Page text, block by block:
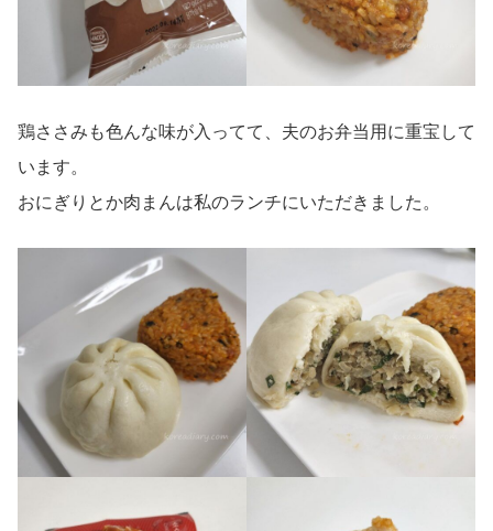
鶏ささみも色んな味が入ってて、夫のお弁当用に重宝して
います。
おにぎりとか肉まんは私のランチにいただきました。